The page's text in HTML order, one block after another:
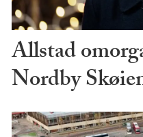
Allstad
Nordby